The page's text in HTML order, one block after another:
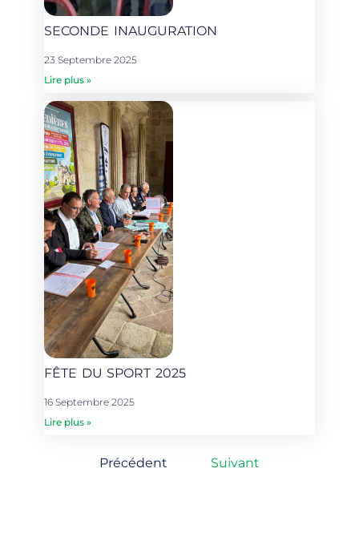
SECONDE INAUGURATION
23 Septembre 2025
Lire plus »
FÊTE DU SPORT 2025
16 Septembre 2025
Lire plus »
Précédent Suivant